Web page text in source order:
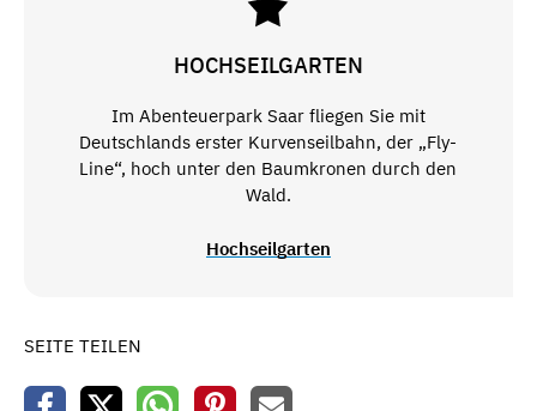
HOCHSEILGARTEN
Im Abenteuerpark Saar fliegen Sie mit
Deutschlands erster Kurvenseilbahn, der „Fly-
Line“, hoch unter den Baumkronen durch den
Wald.
Hochseilgarten
SEITE TEILEN